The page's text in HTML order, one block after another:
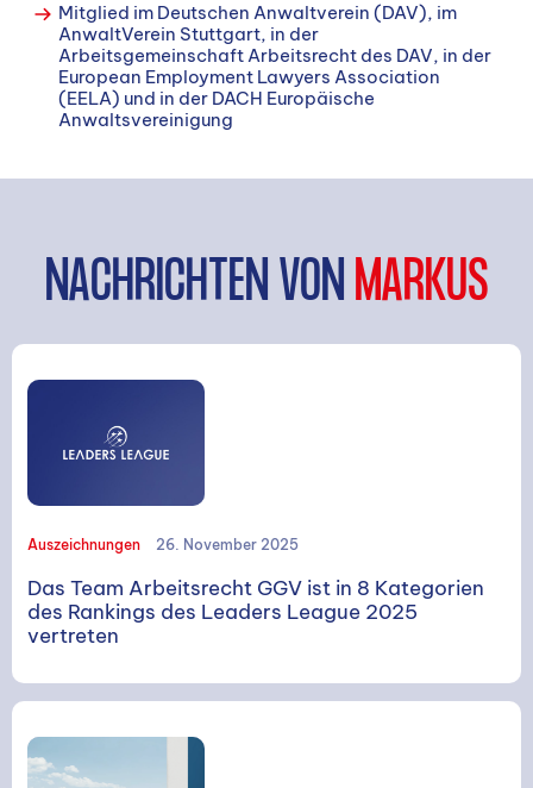
SUCHE
Mitglied im Deutschen Anwaltverein (DAV), im
AnwaltVerein Stuttgart, in der
Arbeitsgemeinschaft Arbeitsrecht des DAV, in der
European Employment Lawyers Association
(EELA) und in der DACH Europäische
Anwaltsvereinigung
NACHRICHTEN VON MARKUS
Auszeichnungen 26. November 2025
Das Team Arbeitsrecht GGV ist in 8 Kategorien
des Rankings des Leaders League 2025
vertreten